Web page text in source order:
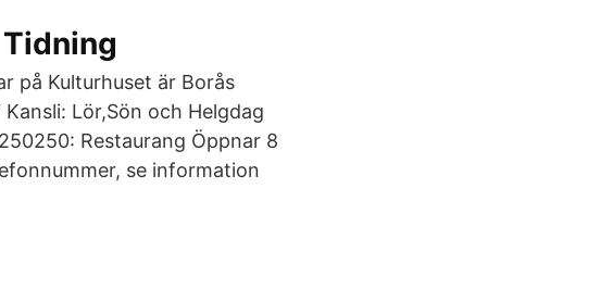
på Kulturhuset är Borås
Lör,Sön och Helgdag
Restaurang Öppnar 8
se information